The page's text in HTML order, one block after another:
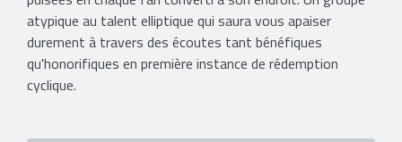
atypique au talent elliptique qui saura vous apaiser
durement à travers des écoutes tant bénéfiques
qu'honorifiques en première instance de rédemption
cyclique.